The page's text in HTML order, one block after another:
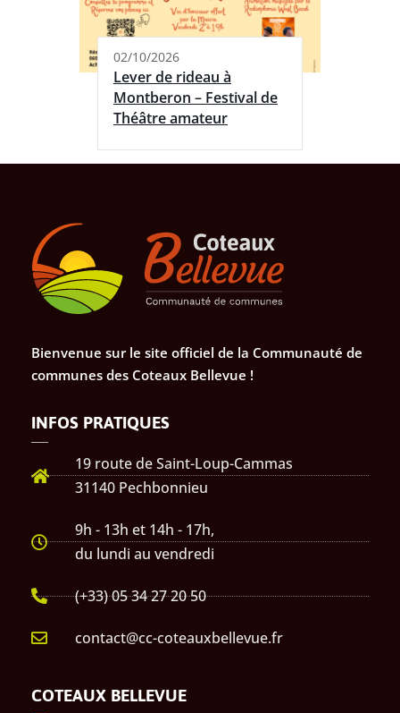
02/10/2026
Lever de rideau à
Montberon – Festival de
Théâtre amateur
Bienvenue sur le site officiel de la Communauté de
communes des Coteaux Bellevue !
INFOS PRATIQUES
19 route de Saint-Loup-Cammas
31140 Pechbonnieu
9h - 13h et 14h - 17h,
du lundi au vendredi
(+33) 05 34 27 20 50
contact@cc-coteauxbellevue.fr
COTEAUX BELLEVUE